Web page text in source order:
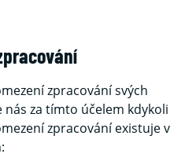
zpracování svých
za tímto účelem kdykoli
zpracování existuje v